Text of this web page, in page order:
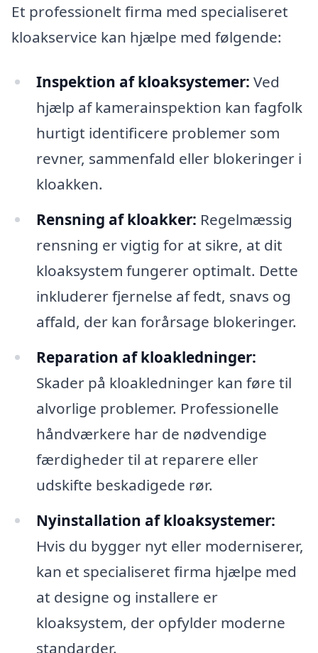
Et professionelt firma med specialiseret
kloakservice kan hjælpe med følgende:
Inspektion af kloaksystemer: Ved
hjælp af kamerainspektion kan fagfolk
hurtigt identificere problemer som
revner, sammenfald eller blokeringer i
kloakken.
Rensning af kloakker: Regelmæssig
rensning er vigtig for at sikre, at dit
kloaksystem fungerer optimalt. Dette
inkluderer fjernelse af fedt, snavs og
affald, der kan forårsage blokeringer.
Reparation af kloakledninger:
Skader på kloakledninger kan føre til
alvorlige problemer. Professionelle
håndværkere har de nødvendige
færdigheder til at reparere eller
udskifte beskadigede rør.
Nyinstallation af kloaksystemer:
Hvis du bygger nyt eller moderniserer,
kan et specialiseret firma hjælpe med
at designe og installere er
kloaksystem, der opfylder moderne
standarder.